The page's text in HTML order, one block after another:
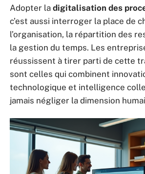
Adopter la digitalisation des
c’est aussi interroger la place de
l’organisation, la répartition des
la gestion du temps. Les
réussissent à tirer parti de cette
sont celles qui combinent
technologique et intelligence
jamais négliger la dimension